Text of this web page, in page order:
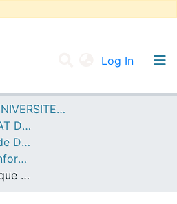
Log In
SIDI BEL ABBES
--> DSPACE UNIVERSITE DJILALLI LIABES DE SIDI BEL ABBES
A--> VICE-RECTORAT DE LA POST-GRADUATION
2- [ VRPG] Thèses de Doctorat en Sciences
- [ VRPG-Doc-Sc] Informatique --- إعلام آلي
Annotation sémantique des documents